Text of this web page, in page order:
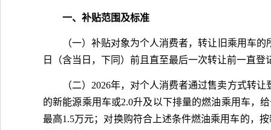
一、补贴范围及标准
（一）补贴对象为个人消费者，转让旧乘用车
日（含当日，下同）前且直至最后一次转让前一直
（二）2026年，对个人消费者通过售卖方式转
的新能源乘用车或2.0升及以下排量的燃油乘用车，
最高1.5万元；对换购符合上述条件燃油乘用车的，